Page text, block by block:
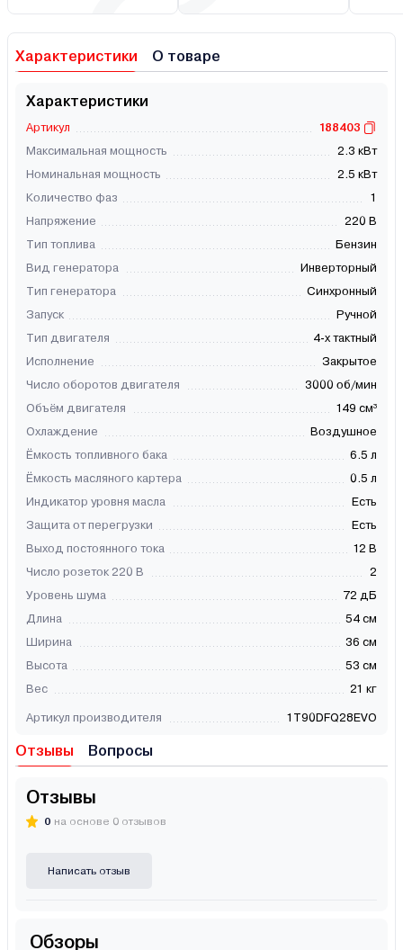
Характеристики О товаре
Характеристики
Артикул
188403
Максимальная мощность
2.3 кВт
Номинальная мощность
2.5 кВт
Количество фаз
1
Напряжение
220 В
Тип топлива
Бензин
Вид генератора
Инверторный
Тип генератора
Синхронный
Запуск
Ручной
Тип двигателя
4-х тактный
Исполнение
Закрытое
Число оборотов двигателя
3000 об/мин
Объём двигателя
149 см³
Охлаждение
Воздушное
Ёмкость топливного бака
6.5 л
Ёмкость масляного картера
0.5 л
Индикатор уровня масла
Есть
Защита от перегрузки
Есть
Выход постоянного тока
12 В
Число розеток 220 В
2
Уровень шума
72 дБ
Длина
54 см
Ширина
36 см
Высота
53 см
Вес
21 кг
Артикул производителя 1T90DFQ28EVO
Отзывы Вопросы
Отзывы
0 на основе 0 отзывов
Написать отзыв
Обзоры